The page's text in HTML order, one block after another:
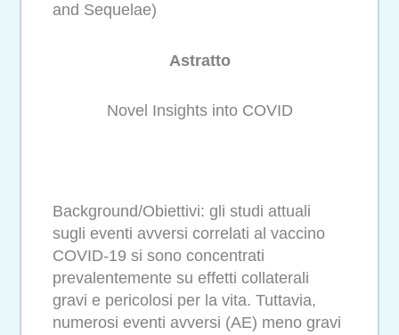
and Sequelae)
Astratto
Novel Insights into COVID
Background/Obiettivi: gli studi attuali
sugli eventi avversi correlati al vaccino
COVID-19 si sono concentrati
prevalentemente su effetti collaterali
gravi e pericolosi per la vita. Tuttavia,
numerosi eventi avversi (AE) meno gravi